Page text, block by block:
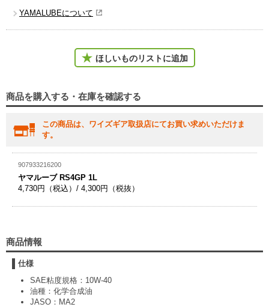
YAMALUBEについて
ほしいものリストに追加
商品を購入する・在庫を確認する
この商品は、ワイズギア取扱店にてお買い求めいただけま
す。
907933216200
ヤマルーブ RS4GP 1L
4,730円（税込）/ 4,300円（税抜）
商品情報
仕様
SAE粘度規格：10W-40
油種：化学合成油
JASO：MA2